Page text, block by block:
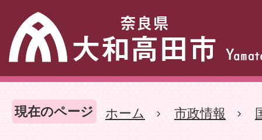
現在のページ ホーム 市政情報